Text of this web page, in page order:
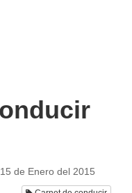
15 de Enero del 2015